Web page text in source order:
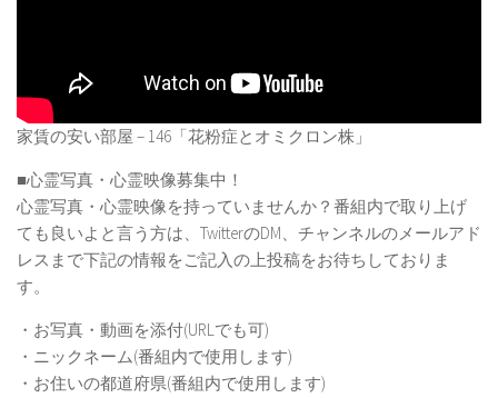
家賃の安い部屋 – 146「花粉症とオミクロン株」
■心霊写真・心霊映像募集中！
心霊写真・心霊映像を持っていませんか？番組内で取り上げ
ても良いよと言う方は、TwitterのDM、チャンネルのメールアド
レスまで下記の情報をご記入の上投稿をお待ちしておりま
す。
・お写真・動画を添付(URLでも可)
・ニックネーム(番組内で使用します)
・お住いの都道府県(番組内で使用します)